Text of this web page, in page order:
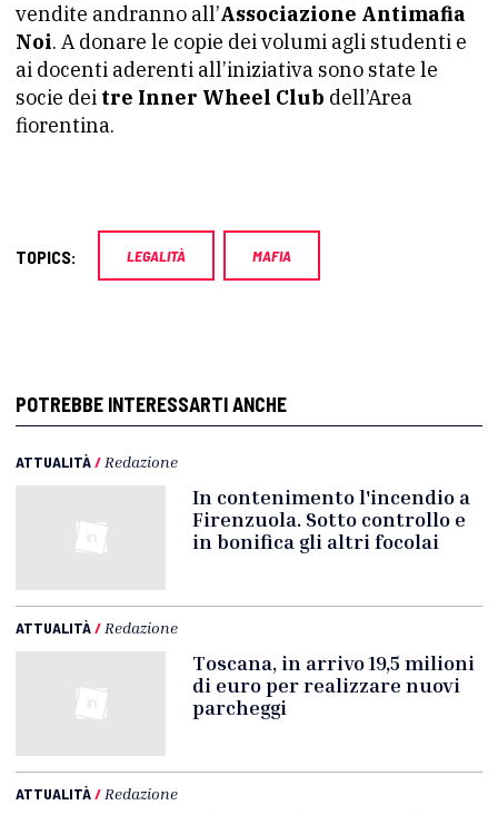
vendite andranno all’Associazione Antimafia
Noi. A donare le copie dei volumi agli studenti e
ai docenti aderenti all’iniziativa sono state le
socie dei tre Inner Wheel Club dell’Area
fiorentina.
TOPICS: LEGALITÀ MAFIA
POTREBBE INTERESSARTI ANCHE
ATTUALITÀ/ Redazione
In contenimento l'incendio a
Firenzuola. Sotto controllo e
in bonifica gli altri focolai
ATTUALITÀ/ Redazione
Toscana, in arrivo 19,5 milioni
di euro per realizzare nuovi
parcheggi
ATTUALITÀ/ Redazione